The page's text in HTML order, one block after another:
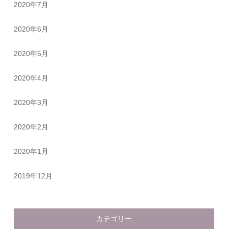
2020年7月
2020年6月
2020年5月
2020年4月
2020年3月
2020年2月
2020年1月
2019年12月
カテゴリー